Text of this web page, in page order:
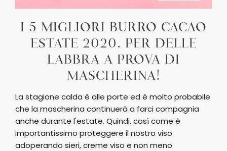
I 5 MIGLIORI BURRO CACAO
ESTATE 2020. PER DELLE
LABBRA A PROVA DI
MASCHERINA!
La stagione calda è alle porte ed è molto probabile
che la mascherina continuerà a farci compagnia
anche durante l'estate. Quindi, così come è
importantissimo proteggere il nostro viso
adoperando sieri, creme viso e non meno